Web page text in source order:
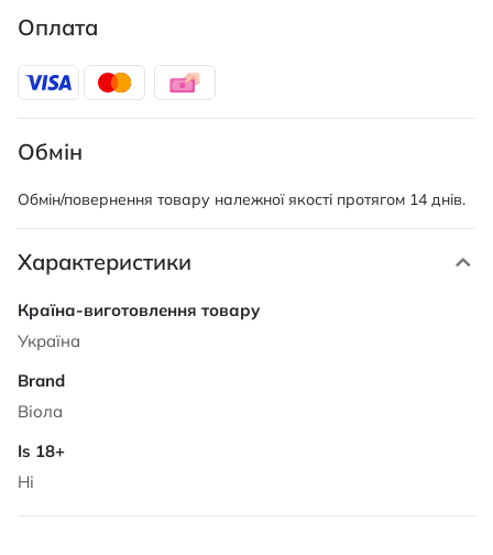
Оплата
Обмін
Обмін/повернення товару належної якості протягом 14 днів.
Характеристики
Характеристики
Україна
Віола
Ні